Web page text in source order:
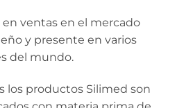
en ventas en el mercado
y presente en varios
del mundo.
los productos Silimed son